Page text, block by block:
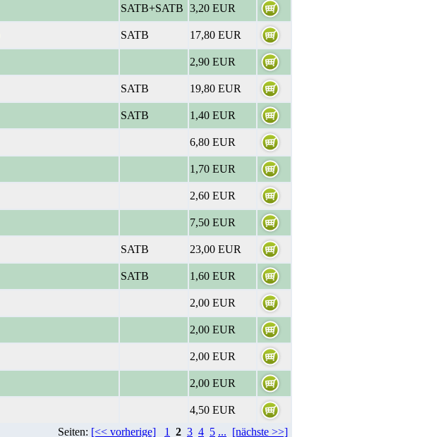
SATB+SATB 3,20 EUR
SATB
17,80 EUR
2,90 EUR
SATB
19,80 EUR
SATB
1,40 EUR
6,80 EUR
1,70 EUR
2,60 EUR
7,50 EUR
SATB
23,00 EUR
SATB
1,60 EUR
2,00 EUR
2,00 EUR
2,00 EUR
2,00 EUR
4,50 EUR
Seiten: [<< vorherige] 1 2 3 4 5 ... [nächste >>]